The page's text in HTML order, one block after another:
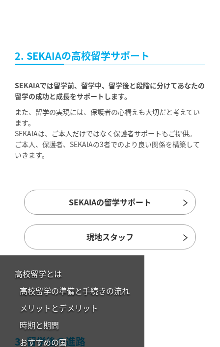
高校留学とは
高校留学の準備と手続きの流れ
メリットとデメリット
時期と期間
おすすめの国
2. SEKAIAの高校留学サポート
SEKAIAでは留学前、留学中、留学後と段階に分けてあなたの
留学の成功と成長をサポートします。
また、留学の実現には、保護者の心構えも大切だと考えてい
ます。
SEKAIAは、ご本人だけではなく保護者サポートもご提供。
ご本人、保護者、SEKAIAの3者でのより良い関係を構築して
いきます。
SEKAIAの留学サポート
現地スタッフ
3. 留学後の進路